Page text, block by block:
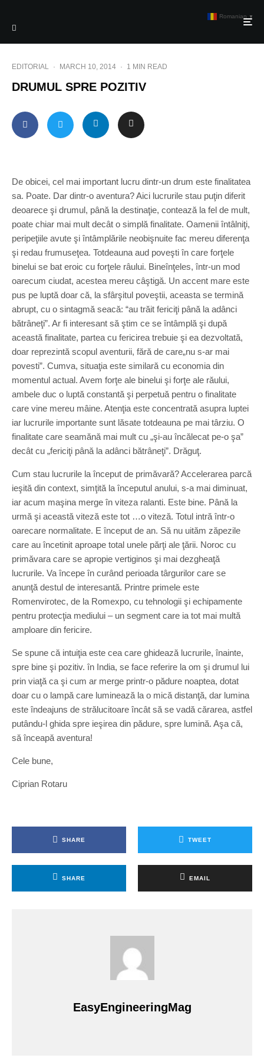
EDITORIAL · MARCH 10, 2014 · 1 MIN READ
DRUMUL SPRE POZITIV
De obicei, cel mai important lucru dintr-un drum este finalitatea
sa. Poate. Dar dintr-o aventura? Aici lucrurile stau puţin diferit
deoarece şi drumul, până la destinaţie, contează la fel de mult,
poate chiar mai mult decât o simplă finalitate. Oamenii întâlniţi,
peripeţiile avute şi întâmplările neobişnuite fac mereu diferenţa
şi redau frumuseţea. Totdeauna aud poveşti în care forţele
binelui se bat eroic cu forţele râului. Bineînţeles, într-un mod
oarecum ciudat, acestea mereu câştigă. Un accent mare este
pus pe luptă doar că, la sfârşitul poveştii, aceasta se termină
abrupt, cu o sintagmă seacă: “au trăit fericiţi până la adânci
bătrâneţi”. Ar fi interesant să ştim ce se întâmplă şi după
această finalitate, partea cu fericirea trebuie şi ea dezvoltată,
doar reprezintă scopul aventurii, fără de care„nu s-ar mai
povesti”. Cumva, situaţia este similară cu econo­mia din
momentul actual. Avem forţe ale binelui şi forţe ale răului,
ambele duc o luptă constantă şi perpetuă pentru o finalitate
care vine mereu mâine. Atenţia este concentrată asupra luptei
iar lucrurile importante sunt lăsate totdeauna pe mai târziu. O
finalitate care seamănă mai mult cu „şi-au încălecat pe-o şa”
decât cu „fericiţi până la adânci bătrâneţi”. Drăguţ.
Cum stau lucrurile la început de primăvară? Accelerarea parcă
ieşită din context, simţită la începutul anului, s-a mai diminuat,
iar acum maşina merge în viteza ralanti. Este bine. Până la
urmă şi această viteză este tot …o viteză. Totul intră într-o
oarecare normalitate. E început de an. Să nu uităm zăpezile
care au încetinit aproape total unele părţi ale ţării. Noroc cu
primăvara care se apropie vertiginos şi mai dezgheaţă
lucrurile. Va începe în curând perioada târgurilor care se
anunţă destul de interesantă. Printre primele este
Romenvirotec, de la Romexpo, cu tehnologii şi echipamente
pentru protecţia mediului – un segment care ia tot mai multă
amploare din fericire.
Se spune că intuiţia este cea care ghidează lucrurile, înainte,
spre bine şi pozitiv. în India, se face referire la om şi drumul lui
prin viaţă ca şi cum ar merge printr-o pădure noaptea, dotat
doar cu o lampă care luminează la o mică distanţă, dar lumina
este îndeajuns de strălucitoare încât să se vadă cărarea, astfel
putându-l ghida spre ieşirea din pădure, spre lumină. Aşa că,
să înceapă aventura!
Cele bune,
Ciprian Rotaru
SHARE TWEET
SHARE EMAIL
EasyEngineeringMag
Romanian ▼